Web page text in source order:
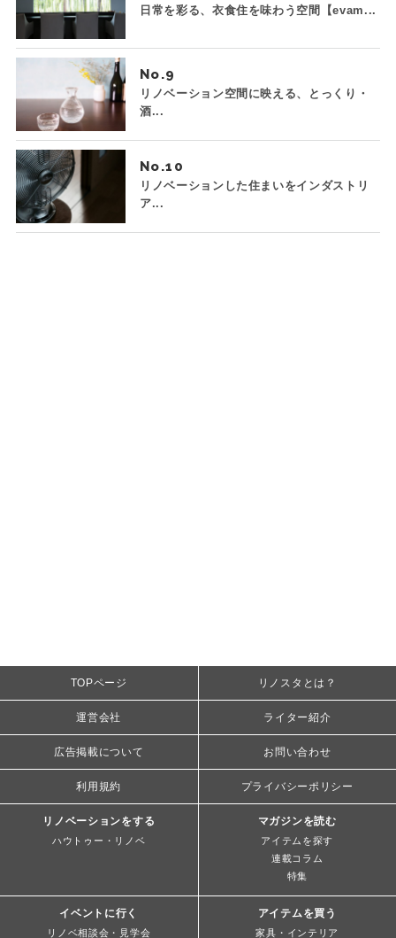
日常を彩る、衣食住を味わう空間【evam...
No.
リノベーション空間に映える、とっくり・
酒...
No.
リノベーションした住まいをインダストリ
ア...
TOPページ リノスタとは？
運営会社 ライター紹介
広告掲載について お問い合わせ
利用規約 プライバシーポリシー
リノベーションをする
ハウトゥー・リノベ
マガジンを読む
アイテムを探す
連載コラム
特集
イベントに行く
リノベ相談会・見学会
アイテムを買う
家具・インテリア